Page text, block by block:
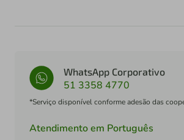
WhatsApp Corporativo
51 3358 4770
*Serviço disponível conforme adesão das
Atendimento em Português